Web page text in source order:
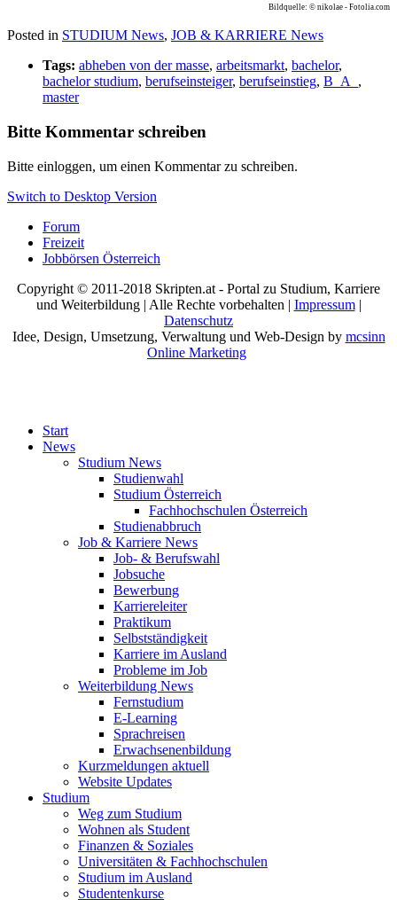
Bildquelle: © nikolae - Fotolia.com
Posted in STUDIUM News, JOB & KARRIERE News
Tags: abheben von der masse, arbeitsmarkt, bachelor,
bachelor studium, berufseinsteiger, berufseinstieg, B_A_ ,
master
Bitte Kommentar schreiben
Bitte einloggen, um einen Kommentar zu schreiben.
Switch to Desktop Version
Forum
Freizeit
Jobbörsen Österreich
Copyright © 2011-2018 Skripten.at - Portal zu Studium, Karriere
und Weiterbildung | Alle Rechte vorbehalten | Impressum|
Datenschutz
Idee, Design, Umsetzung, Verwaltung und Web-Design by mcsinn
Online Marketing
Start
News
Studium News
Studienwahl
Studium Österreich
Fachhochschulen Österreich
Studienabbruch
Job & Karriere News
Job- & Berufswahl
Jobsuche
Bewerbung
Karriereleiter
Praktikum
Selbstständigkeit
Karriere im Ausland
Probleme im Job
Weiterbildung News
Fernstudium
E-Learning
Sprachreisen
Erwachsenenbildung
Kurzmeldungen aktuell
Website Updates
Studium
Weg zum Studium
Wohnen als Student
Finanzen & Soziales
Universitäten & Fachhochschulen
Studium im Ausland
Studentenkurse